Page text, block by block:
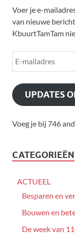
Voer je e-
van nieuwe
KbuurtTamTam
UPDATES
Voeg je bij 746
CATEGORIEËN
ACTUEEL
Besparen en
Bouwen en
De week van